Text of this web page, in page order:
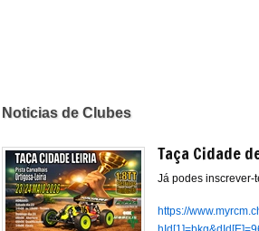
Noticias de Clubes
Taça Cidade
Já podes inscrever-
https://